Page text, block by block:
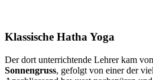
Klassische Hatha Yoga
Der dort unterrichtende Lehrer kam
Sonnengruss, gefolgt von einer der